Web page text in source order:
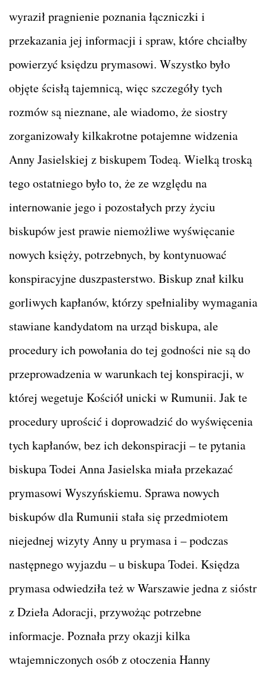
wyraził pragnienie poznania łączniczki i
przekazania jej informacji i spraw, które chciałby
powierzyć księdzu prymasowi. Wszystko było
objęte ścisłą tajemnicą, więc szczegóły tych
rozmów są nieznane, ale wiadomo, że siostry
zorganizowały kilkakrotne potajemne widzenia
Anny Jasielskiej z biskupem Todeą. Wielką troską
tego ostatniego było to, że ze względu na
internowanie jego i pozostałych przy życiu
biskupów jest prawie niemożliwe wyświęcanie
nowych księży, potrzebnych, by kontynuować
konspiracyjne duszpasterstwo. Biskup znał kilku
gorliwych kapłanów, którzy spełnialiby wymagania
stawiane kandydatom na urząd biskupa, ale
procedury ich powołania do tej godności nie są do
przeprowadzenia w warunkach tej konspiracji, w
której wegetuje Kościół unicki w Rumunii. Jak te
procedury uprościć i doprowadzić do wyświęcenia
tych kapłanów, bez ich dekonspiracji – te pytania
biskupa Todei Anna Jasielska miała przekazać
prymasowi Wyszyńskiemu. Sprawa nowych
biskupów dla Rumunii stała się przedmiotem
niejednej wizyty Anny u prymasa i – podczas
następnego wyjazdu – u biskupa Todei. Księdza
prymasa odwiedziła też w Warszawie jedna z sióstr
z Dzieła Adoracji, przywożąc potrzebne
informacje. Poznała przy okazji kilka
wtajemniczonych osób z otoczenia Hanny